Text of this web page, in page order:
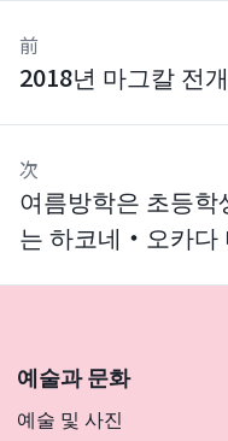
前
2018년 마그칼 전
次
여름방학은 초등
는 하코네・오카다
예술과 문화
예술 및 사진